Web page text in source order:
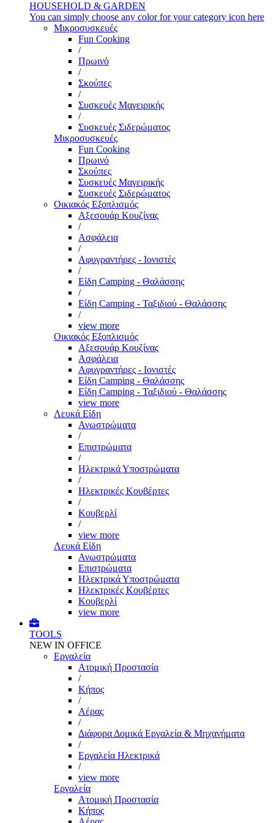
HOUSEHOLD & GARDEN
You can simply choose any color for your category icon here
Μικροσυσκευές
Fun Cooking
/
Πρωινό
/
Σκούπες
/
Συσκευές Μαγειρικής
/
Συσκευές Σιδερώματος
Μικροσυσκευές
Fun Cooking
Πρωινό
Σκούπες
Συσκευές Μαγειρικής
Συσκευές Σιδερώματος
Οικιακός Εξοπλισμός
Αξεσουάρ Κουζίνας
/
Ασφάλεια
/
Αφυγραντήρες - Ιονιστές
/
Είδη Camping - Θαλάσσης
/
Είδη Camping - Ταξιδιού - Θαλάσσης
/
view more
Οικιακός Εξοπλισμός
Αξεσουάρ Κουζίνας
Ασφάλεια
Αφυγραντήρες - Ιονιστές
Είδη Camping - Θαλάσσης
Είδη Camping - Ταξιδιού - Θαλάσσης
view more
Λευκά Είδη
Ανωστρώματα
/
Επιστρώματα
/
Ηλεκτρικά Υποστρώματα
/
Ηλεκτρικές Κουβέρτες
/
Κουβερλί
/
view more
Λευκά Είδη
Ανωστρώματα
Επιστρώματα
Ηλεκτρικά Υποστρώματα
Ηλεκτρικές Κουβέρτες
Κουβερλί
view more
TOOLS
NEW IN OFFICE
Εργαλεία
Aτομική Προστασία
/
Kήπος
/
Αέρας
/
Διάφορα Δομικά Εργαλεία & Μηχανήματα
/
Εργαλεία Ηλεκτρικά
/
view more
Εργαλεία
Aτομική Προστασία
Kήπος